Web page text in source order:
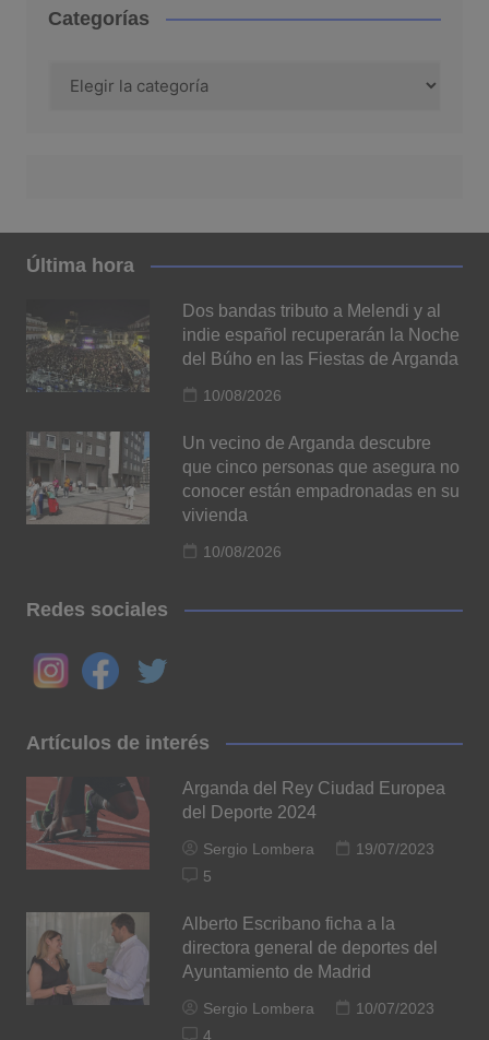
Categorías
Última hora
Dos bandas tributo a Melendi y al
indie español recuperarán la Noche
del Búho en las Fiestas de Arganda
10/08/2026
Un vecino de Arganda descubre
que cinco personas que asegura no
conocer están empadronadas en su
vivienda
10/08/2026
Redes sociales
Artículos de interés
Arganda del Rey Ciudad Europea
del Deporte 2024
Sergio Lombera
19/07/2023
5
Alberto Escribano ficha a la
directora general de deportes del
Ayuntamiento de Madrid
Sergio Lombera
10/07/2023
4